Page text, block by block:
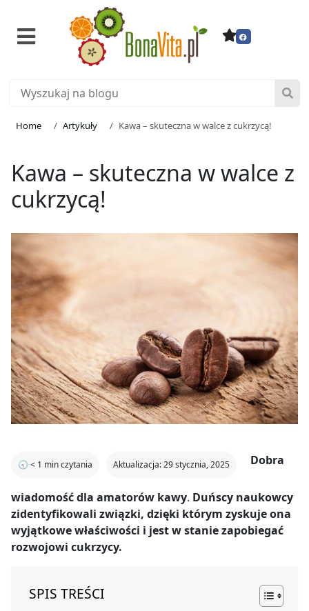
Home Artykuły Kawa – skuteczna w walce z cukrzycą!
Kawa – skuteczna w walce z
cukrzycą!
🕣 < 1 min czytania Aktualizacja: 29 stycznia, 2025 Dobra
wiadomość dla amatorów kawy. Duńscy naukowcy
zidentyfikowali związki, dzięki którym zyskuje ona
wyjątkowe właściwości i jest w stanie zapobiegać
rozwojowi cukrzycy.
SPIS TREŚCI